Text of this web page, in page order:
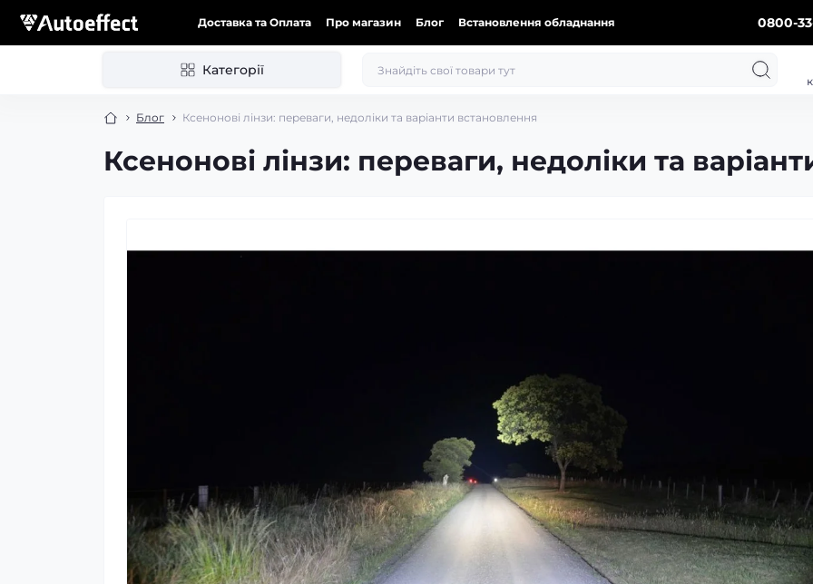
Доставка та Оплата Про магазин Блог Встановлення обладнання 0800-
Категорії
Блог Ксенонові лінзи: переваги, недоліки та варіанти встановлення
Ксенонові лінзи: переваги, недоліки та